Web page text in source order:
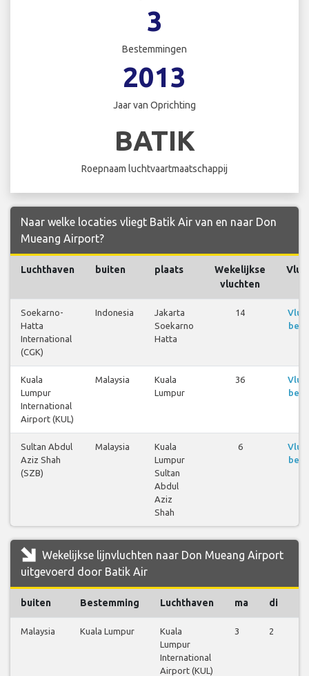
3
Bestemmingen
2013
Jaar van Oprichting
BATIK
Roepnaam luchtvaartmaatschappij
Naar welke locaties vliegt Batik Air van en naar Don
Mueang Airport?
Luchthaven buiten plaats
Wekelijkse
vluchten
Soekarno-
Hatta
International
(CGK)
Indonesia
Jakarta
Soekarno
Hatta
14
Kuala
Lumpur
International
Airport (KUL)
Malaysia
Kuala
Lumpur
36
Sultan Abdul
Aziz Shah
(SZB)
Malaysia
Kuala
Lumpur
Sultan
Abdul
Aziz
Shah
6
Wekelijkse lijnvluchten naar Don Mueang Airport
uitgevoerd door Batik Air
buiten Bestemming Luchthaven ma di
Malaysia Kuala Lumpur
Kuala
Lumpur
International
Airport (KUL)
3 2